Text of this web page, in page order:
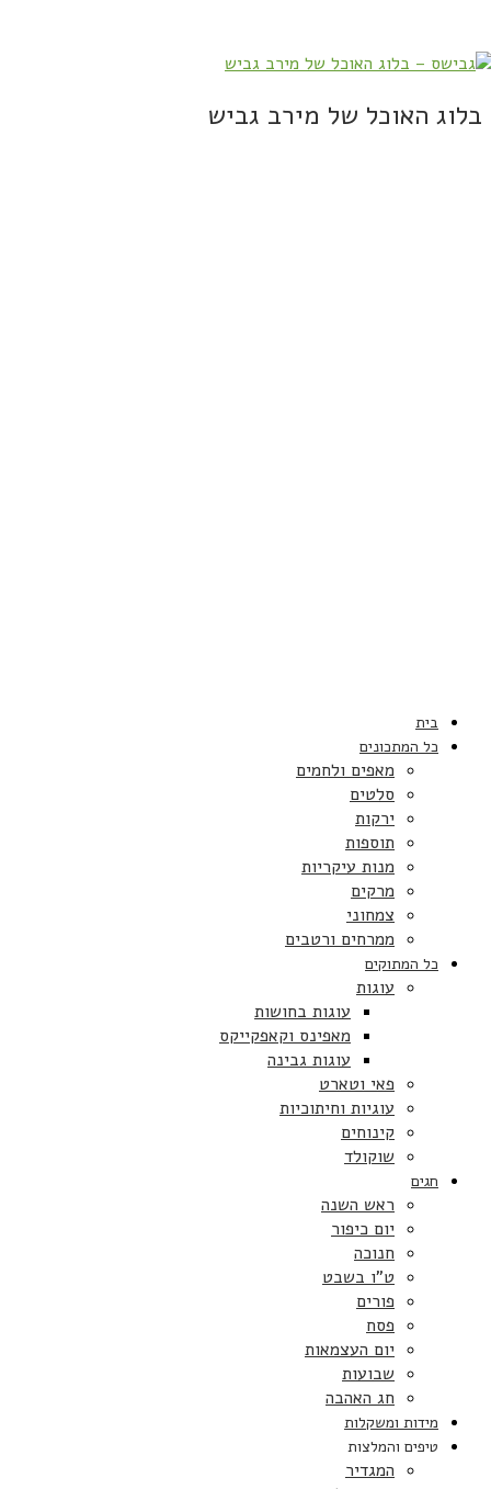
בלוג האוכל של מירב גביש
בית
כל המתכונים
מאפים ולחמים
סלטים
ירקות
תוספות
מנות עיקריות
מרקים
צמחוני
ממרחים ורטבים
כל המתוקים
עוגות
עוגות בחושות
מאפינס וקאפקייקס
עוגות גבינה
פאי וטארט
עוגיות וחיתוכיות
קינוחים
שוקולד
חגים
ראש השנה
יום כיפור
חנוכה
ט”ו בשבט
פורים
פסח
יום העצמאות
שבועות
חג האהבה
מידות ומשקלות
טיפים והמלצות
המגדיר